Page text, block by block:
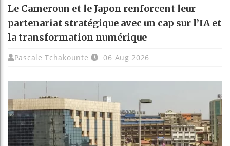
Le Cameroun et le Japon renforcent leur
partenariat stratégique avec un cap sur l’IA et
la transformation numérique
Pascale Tchakounte 06 Aug 2026